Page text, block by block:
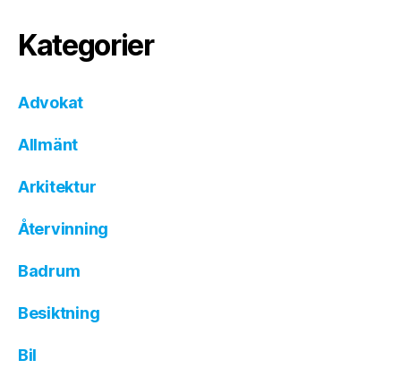
Kategorier
Advokat
Allmänt
Arkitektur
Återvinning
Badrum
Besiktning
Bil